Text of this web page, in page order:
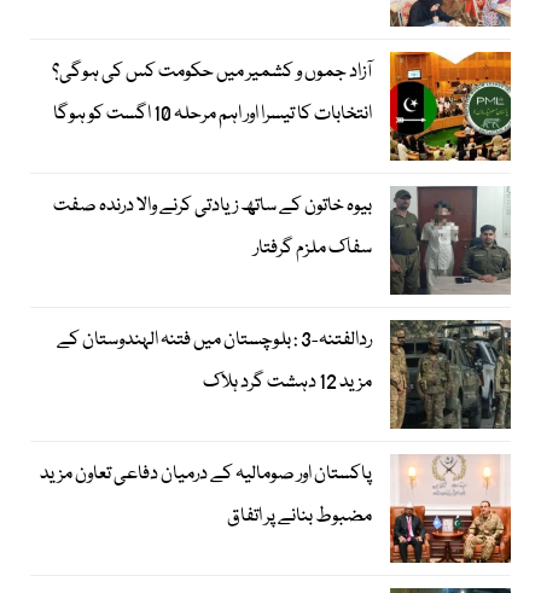
آزاد جموں و کشمیر میں حکومت کس کی ہوگی؟
انتخابات کا تیسرا اور اہم مرحلہ 10 اگست کو ہوگا
بیوہ خاتون کے ساتھ زیادتی کرنے والا درندہ صفت
سفاک ملزم گرفتار
ردالفتنہ-3 : بلوچستان میں فتنہ الہندوستان کے
مزید 12 دہشت گرد ہلاک
پاکستان اور صومالیہ کے درمیان دفاعی تعاون مزید
مضبوط بنانے پر اتفاق